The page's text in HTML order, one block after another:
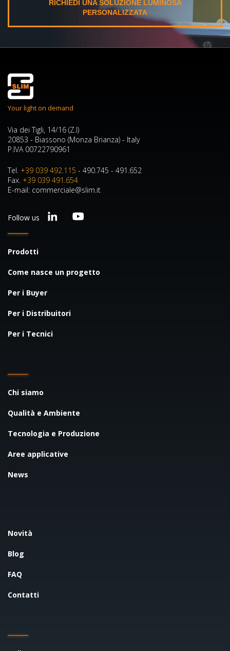
RICHIEDI UNA SOLUZIONE LUMINOSA
PERSONALIZZATA
Your light on demand
Via dei Tigli, 14/16 (Z.I)
20853 - Biassono (Monza Brianza) - Italy
P.IVA 00722790961
Tel. +39 039 492.115 - 490.745 - 491.652
Fax. +39 039 491.654
E-mail: commerciale@slim.it
Follow us
Prodotti
Come nasce un progetto
Per i Buyer
Per i Distribuitori
Per i Tecnici
Chi siamo
Qualità e Ambiente
Tecnologia e Produzione
Aree applicative
News
Novità
Blog
FAQ
Contatti